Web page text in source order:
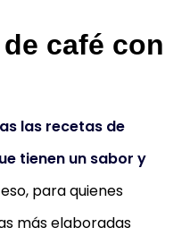
café con
las recetas de
tienen un sabor y
para quienes
más elaboradas